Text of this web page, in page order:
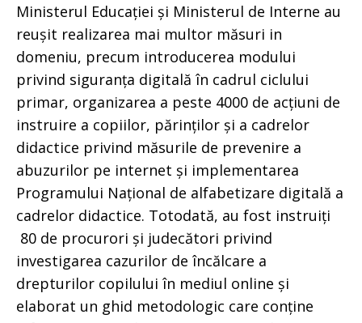
Ministerul Educației și Ministerul de Interne au
reușit realizarea mai multor măsuri in
domeniu, precum introducerea modului
privind siguranța digitală în cadrul ciclului
primar, organizarea a peste 4000 de acțiuni de
instruire a copiilor, părinților și a cadrelor
didactice privind măsurile de prevenire a
abuzurilor pe internet și implementarea
Programului Național de alfabetizare digitală a
cadrelor didactice. Totodată, au fost instruiți
80 de procurori și judecători privind
investigarea cazurilor de încălcare a
drepturilor copilului în mediul online și
elaborat un ghid metodologic care conține